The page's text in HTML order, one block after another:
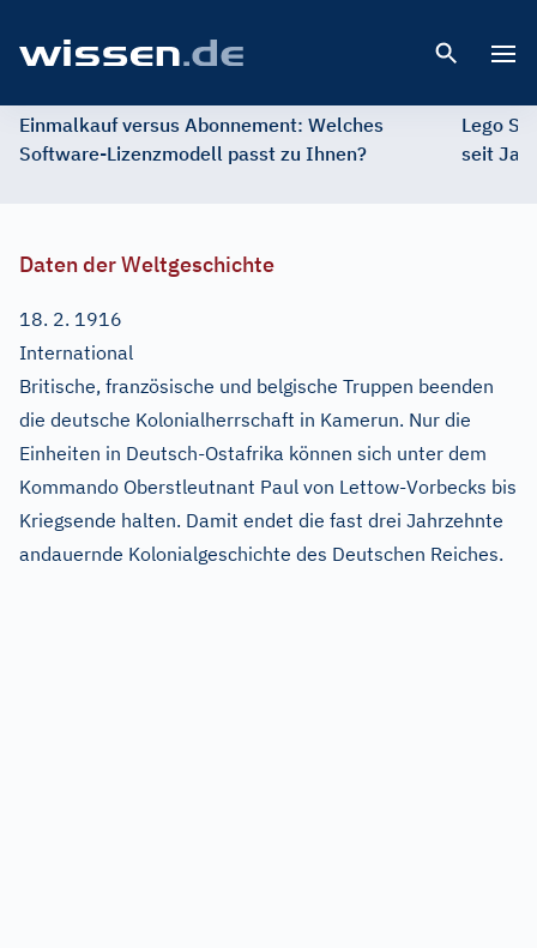
Einmalkauf versus Abonnement: Welches
Software-Lizenzmodell passt zu Ihnen?
Lego
seit
Daten der Weltgeschichte
18. 2. 1916
International
Britische, französische und belgische Truppen beenden
die deutsche Kolonialherrschaft in Kamerun. Nur die
Einheiten in Deutsch-Ostafrika können sich unter dem
Kommando Oberstleutnant Paul von Lettow-Vorbecks bis
Kriegsende halten. Damit endet die fast drei Jahrzehnte
andauernde Kolonialgeschichte des Deutschen Reiches.